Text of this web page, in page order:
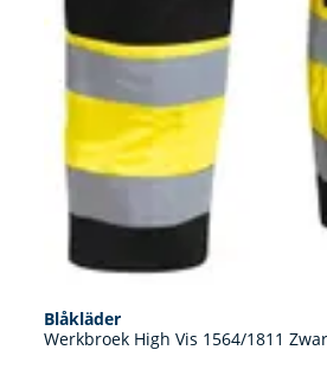
Blåkläder
Werkbroek High Vis 1564/1811